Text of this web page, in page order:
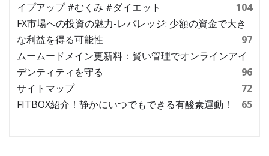
イプアップ #むくみ #ダイエット
104
FX市場への投資の魅力-レバレッジ: 少額の資金で大き
な利益を得る可能性
97
ムームードメイン更新料：賢い管理でオンラインアイ
デンティティを守る
96
サイトマップ
72
FITBOX紹介！静かにいつでもできる有酸素運動！
65